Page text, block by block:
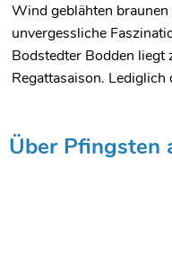
Wind geblähten
unvergessliche
Bodstedter Bodden liegt
Regattasaison. Lediglich
Über Pfingsten